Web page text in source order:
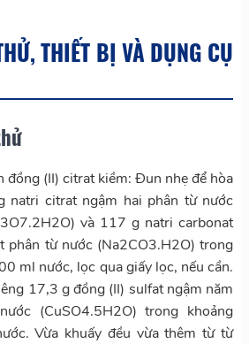
THIẾT BỊ VÀ DỤNG CỤ
đồng (II) citrat kiềm: Đun nhẹ để hòa
natri citrat ngậm hai phân từ nước
và 117 g natri carbonat
phân từ nước (Na2CO3.H2O) trong
ml nước, lọc qua giấy lọc, nếu cần.
17,3 g đồng (II) sulfat ngậm năm
(CuSO4.5H2O) trong khoảng
Vừa khuấy đều vừa thêm từ từ